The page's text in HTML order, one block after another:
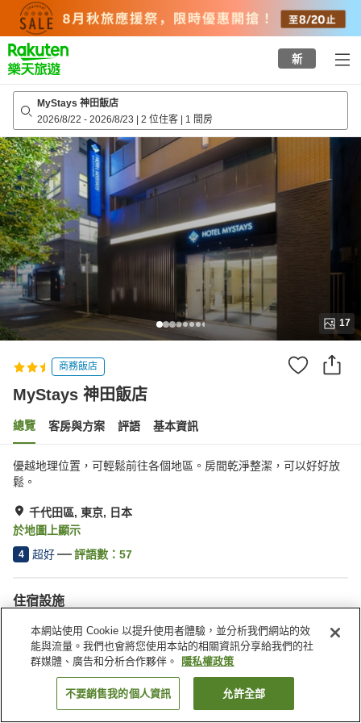
top
page
新
MyStays 神田飯店
2026/8/22 - 2026/8/23 | 2 位住客 | 1 間房
17
商務飯店
MyStays 神田飯店
總覽 客房與方案 評語 基本資訊
優越地理位置，可輕鬆前往各個地區。房間乾淨整潔，可以好好放
鬆。
千代田區, 東京, 日本
於地圖上顯示
4 超好 評語數： 57
住宿設施
無線網路
停車場
自動販賣機
付費洗衣房
找客房
本網站使用 Cookie 以提升使用者體驗，並分析我們網站的效
能與流量。我們也會將您使用本站的相關資訊分享給我們的社
群媒體、廣告和分析合作夥伴。
隱私權政策
不要銷售我的個人資訊 允許全部